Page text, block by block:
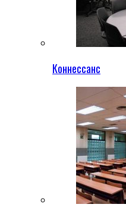
Коннессанс